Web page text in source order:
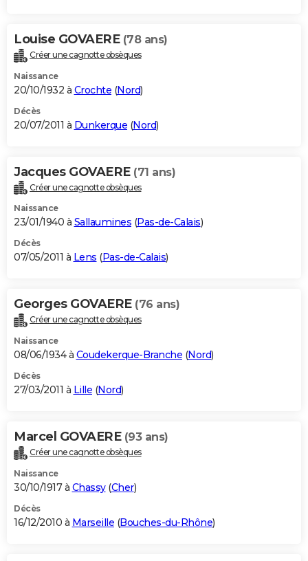
Louise GOVAERE (78 ans)
Créer une cagnotte obsèques
Naissance
20/10/1932 à Crochte (Nord)
Décès
20/07/2011 à Dunkerque (Nord)
Jacques GOVAERE (71 ans)
Créer une cagnotte obsèques
Naissance
23/01/1940 à Sallaumines (Pas-de-Calais)
Décès
07/05/2011 à Lens (Pas-de-Calais)
Georges GOVAERE (76 ans)
Créer une cagnotte obsèques
Naissance
08/06/1934 à Coudekerque-Branche (Nord)
Décès
27/03/2011 à Lille (Nord)
Marcel GOVAERE (93 ans)
Créer une cagnotte obsèques
Naissance
30/10/1917 à Chassy(Cher)
Décès
16/12/2010 à Marseille (Bouches-du-Rhône)